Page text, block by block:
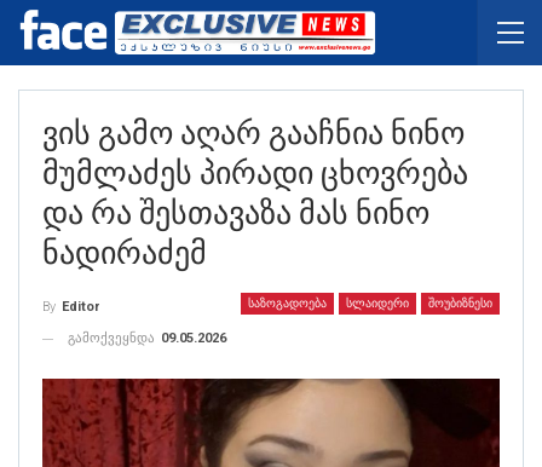
Ვის Გამო Აღარ Გააჩნია Ნინო
Მუმლაძეს Პირადი Ცხოვრება
Და Რა Შესთავაზა Მას Ნინო
Ნადირაძემ
ᲡᲐᲖᲝᲒᲐᲓᲝᲔᲑᲐ ᲡᲚᲐᲘᲓᲔᲠᲘ ᲨᲝᲣᲑᲘᲖᲜᲔᲡᲘ
By Editor
გამოქვეყნდა 09.05.2026